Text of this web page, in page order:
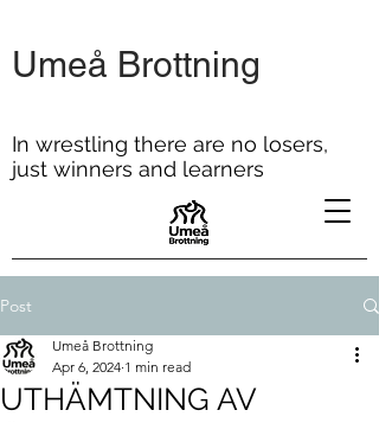
In wrestling there are no losers,
just winners and learners
Umeå Brottning
Post
UTHÄMTNING AV
Umeå Brottning
Apr 6, 2024 1 min read